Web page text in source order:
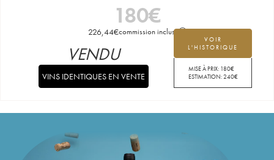
180€
226,44€commission incluse
VOIR
L'HISTORIQUE
MISE À PRIX: 180€
ESTIMATION:240€
VENDU
VINS IDENTIQUES EN VENTE